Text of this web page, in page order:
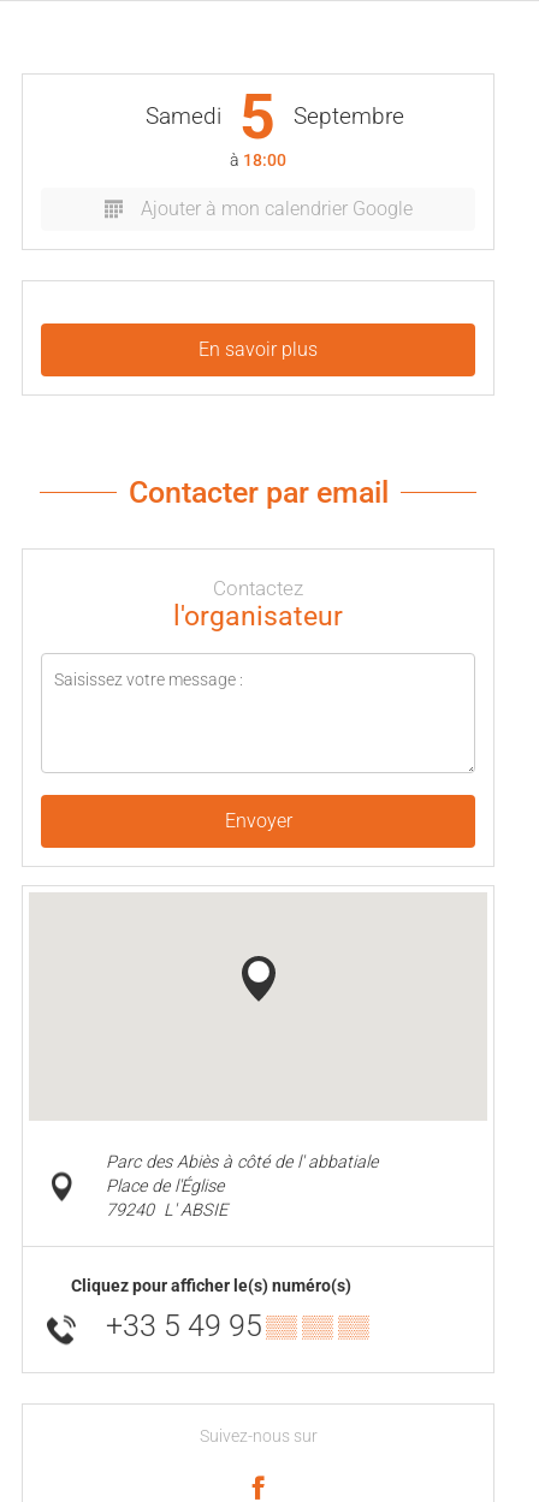
Samedi 5 Septembre
à 18:00
Ajouter à mon calendrier Google
En savoir plus
Contacter par email
Contactez
l'organisateur
Envoyer
Parc des Abiès à côté de l' abbatiale
Place de l'Église
79240 L' ABSIE
Cliquez pour afficher le(s) numéro(s)
+33 5 49 95▒▒ ▒▒ ▒▒
Suivez-nous sur